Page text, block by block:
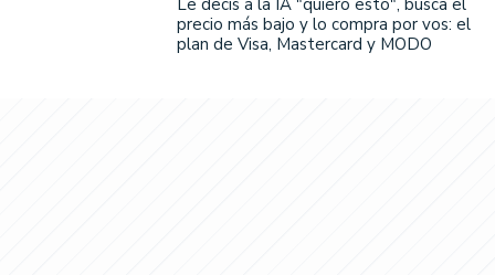
precio más bajo y lo compra por vos: el
plan de Visa, Mastercard y MODO